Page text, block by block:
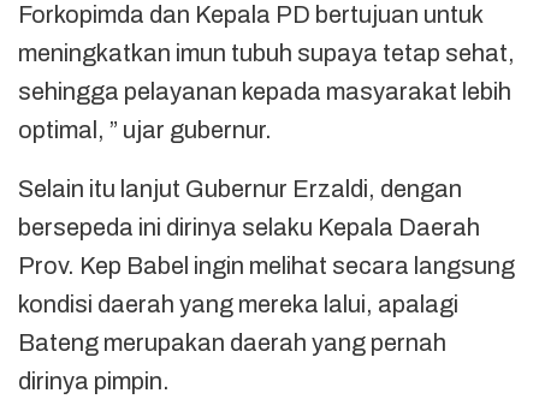
Forkopimda dan Kepala PD bertujuan untuk
meningkatkan imun tubuh supaya tetap sehat,
sehingga pelayanan kepada masyarakat lebih
optimal, ” ujar gubernur.
Selain itu lanjut Gubernur Erzaldi, dengan
bersepeda ini dirinya selaku Kepala Daerah
Prov. Kep Babel ingin melihat secara langsung
kondisi daerah yang mereka lalui, apalagi
Bateng merupakan daerah yang pernah
dirinya pimpin.